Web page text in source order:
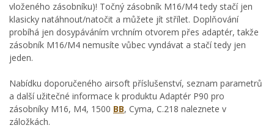
vloženého zásobníku)! Točný zásobník M16/M4 tedy stačí jen
klasicky natáhnout/natočit a můžete jít střílet. Doplňování
probíhá jen dosypáváním vrchním otvorem přes adaptér, takže
zásobník M16/M4 nemusíte vůbec vyndávat a stačí tedy jen
jeden.
Nabídku doporučeného airsoft příslušenství, seznam parametrů
a další užitečné informace k produktu Adaptér P90 pro
zásobníky M16, M4, 1500 BB, Cyma, C.218 naleznete v
záložkách.